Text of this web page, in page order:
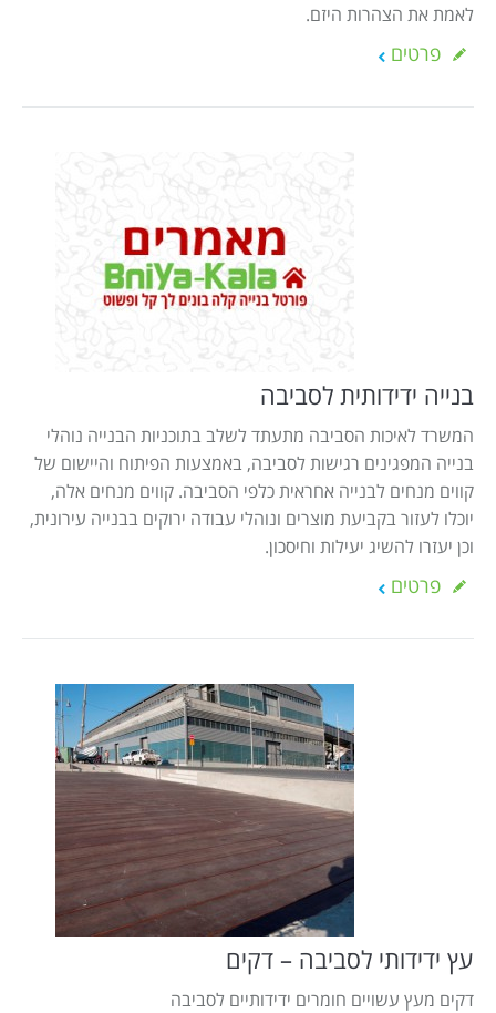
לאמת את הצהרות היזם.
פרטים
בנייה ידידותית לסביבה
המשרד לאיכות הסביבה מתעתד לשלב בתוכניות הבנייה נוהלי
בנייה המפגינים רגישות לסביבה, באמצעות הפיתוח והיישום של
קווים מנחים לבנייה אחראית כלפי הסביבה. קווים מנחים אלה,
יוכלו לעזור בקביעת מוצרים ונוהלי עבודה ירוקים בבנייה עירונית,
וכן יעזרו להשיג יעילות וחיסכון.
פרטים
עץ ידידותי לסביבה – דקים
דקים מעץ עשויים חומרים ידידותיים לסביבה